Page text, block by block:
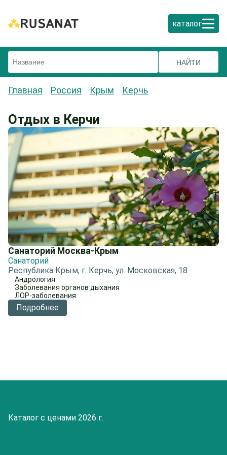
каталог
Главная Россия Крым Керчь
Отдых в Керчи
Санаторий Москва-Крым
Санаторий
Республика Крым, г. Керчь, ул. Московская, 18
Андрология
Заболевания органов дыхания
ЛОР-заболевания
Подробнее
Каталог с ценами 2026 г.